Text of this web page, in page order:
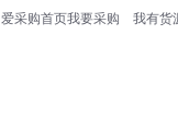
爱采购首页我要采购 我有货